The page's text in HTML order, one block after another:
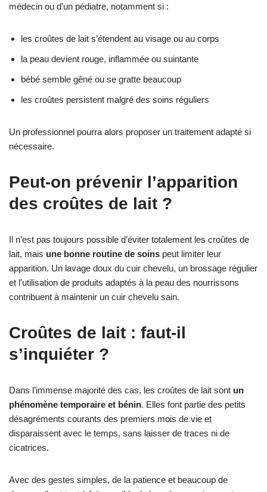
médecin ou d’un pédiatre, notamment si :
les croûtes de lait s’étendent au visage ou au corps
la peau devient rouge, inflammée ou suintante
bébé semble gêné ou se gratte beaucoup
les croûtes persistent malgré des soins réguliers
Un professionnel pourra alors proposer un traitement adapté si
nécessaire.
Peut-on prévenir l’apparition
des croûtes de lait ?
Il n’est pas toujours possible d’éviter totalement les croûtes de
lait, mais une bonne routine de soins peut limiter leur
apparition. Un lavage doux du cuir chevelu, un brossage régulier
et l’utilisation de produits adaptés à la peau des nourrissons
contribuent à maintenir un cuir chevelu sain.
Croûtes de lait : faut-il
s’inquiéter ?
Dans l’immense majorité des cas, les croûtes de lait sont un
phénomène temporaire et bénin. Elles font partie des petits
désagréments courants des premiers mois de vie et
disparaissent avec le temps, sans laisser de traces ni de
cicatrices.
Avec des gestes simples, de la patience et beaucoup de